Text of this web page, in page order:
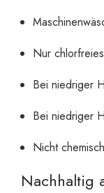
Nur
Bei niedriger
Bei niedriger
Nicht
Nachhaltig